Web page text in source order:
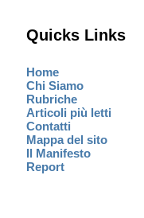
Quicks Links
Home
Chi Siamo
Rubriche
Articoli più letti
Contatti
Mappa del sito
Il Manifesto
Report